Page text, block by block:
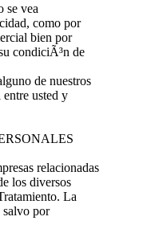
se vea
como por
bien por
condiciÃ³n de
de nuestros
usted y
relacionadas
los diversos
La
salvo por